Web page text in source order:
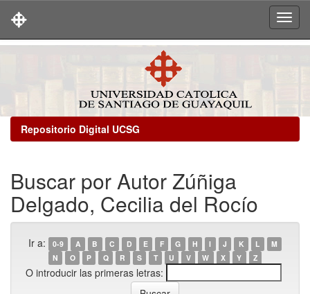
Repositorio Digital UCSG
Buscar por Autor Zúñiga
Delgado, Cecilia del Rocío
Ir a: 0-9 A B C D E F G H I J K L
M
N
O P Q R S T U V W X Y Z
O introducir las primeras letras: